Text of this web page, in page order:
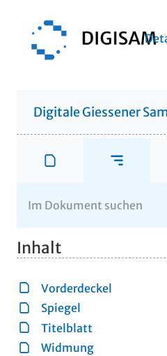
Digitale Giessener
Inhalt
Vorderdeckel
Spiegel
Titelblatt
Widmung